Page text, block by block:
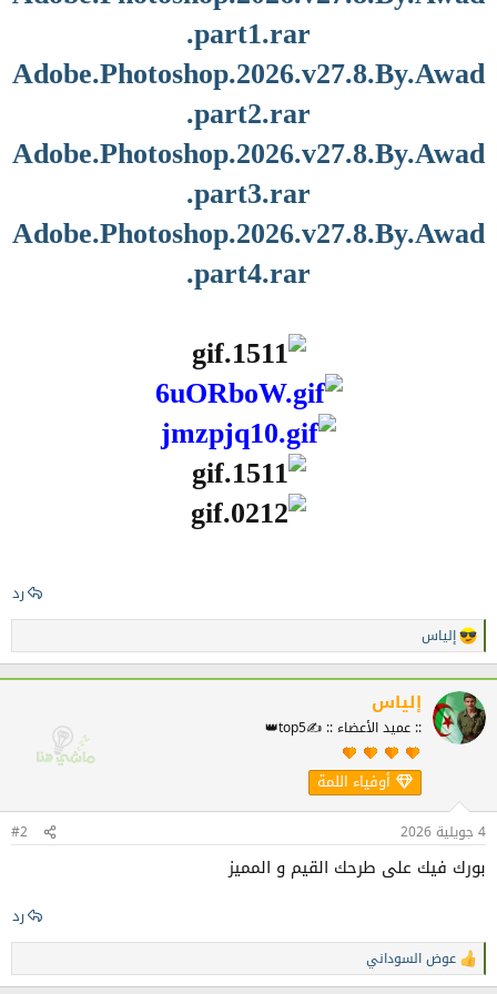
.part1.rar
Adobe.Photoshop.2026.v27.8.By.Awad
.part2.rar
Adobe.Photoshop.2026.v27.8.By.Awad
.part3.rar
Adobe.Photoshop.2026.v27.8.By.Awad
.part4.rar
رد
ا
ل
ت
ف
ا
ع
إلياس
إلياس
:: عميد الأعضاء :: ✍️top5👑
أوفياء اللمة
4 جويلية 2026 #2
بورك فيك على طرحك القيم و المميز
رد
ا
ل
عوض السوداني